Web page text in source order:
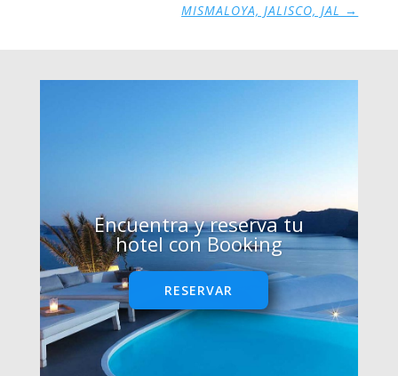
MISMALOYA, JALISCO, JAL →
Encuentra y reserva tu
hotel con Booking
RESERVAR